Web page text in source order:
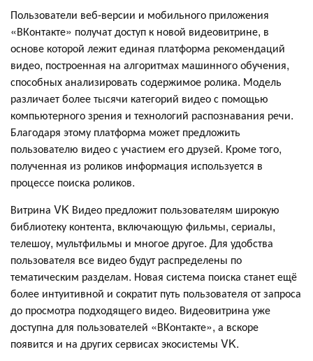
Пользователи веб-версии и мобильного приложения
«ВКонтакте» получат доступ к новой видеовитрине, в
основе которой лежит единая платформа рекомендаций
видео, построенная на алгоритмах машинного обучения,
способных анализировать содержимое ролика. Модель
различает более тысячи категорий видео с помощью
компьютерного зрения и технологий распознавания речи.
Благодаря этому платформа может предложить
пользователю видео с участием его друзей. Кроме того,
полученная из роликов информация используется в
процессе поиска роликов.
Витрина VK Видео предложит пользователям широкую
библиотеку контента, включающую фильмы, сериалы,
телешоу, мультфильмы и многое другое. Для удобства
пользователя все видео будут распределены по
тематическим разделам. Новая система поиска станет ещё
более интуитивной и сократит путь пользователя от запроса
до просмотра подходящего видео. Видеовитрина уже
доступна для пользователей «ВКонтакте», а вскоре
появится и на других сервисах экосистемы VK.